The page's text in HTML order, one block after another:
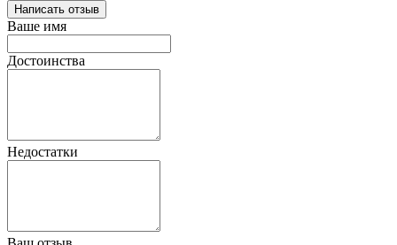
Написать отзыв
Ваше имя
Достоинства
Недостатки